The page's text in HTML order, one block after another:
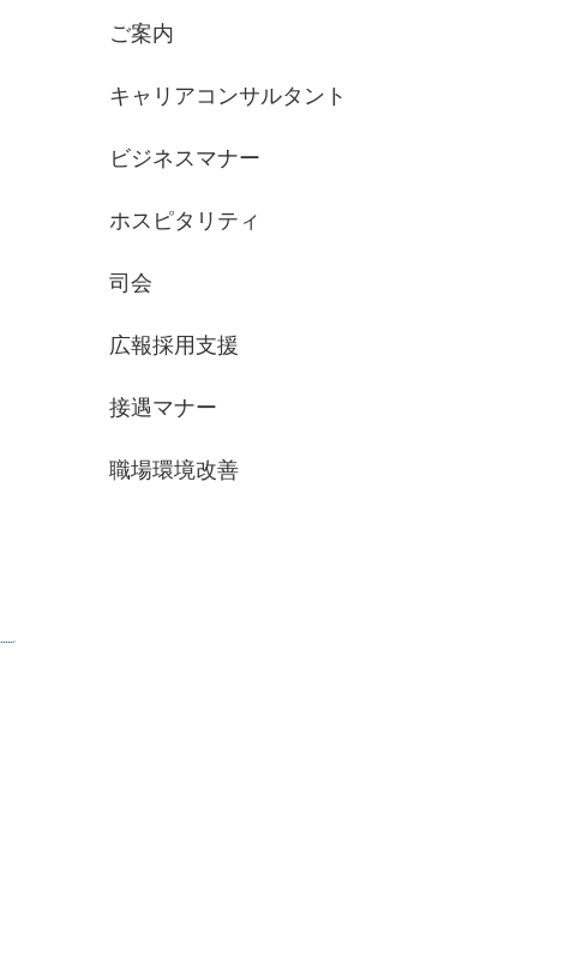
ご案内
キャリアコンサルタント
ビジネスマナー
ホスピタリティ
司会
広報採用支援
接遇マナー
職場環境改善